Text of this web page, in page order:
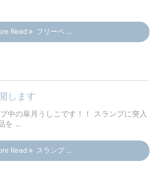
Read フリーペ ...
します
中の皐月うしこです！！ スランプに突入
を ...
Read スランプ ...